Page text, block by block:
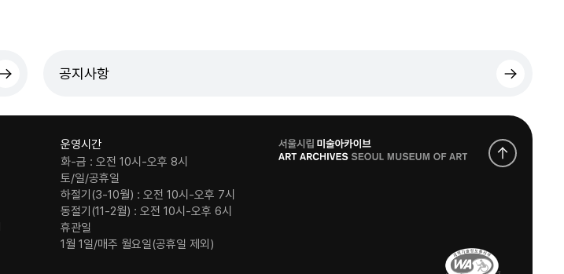
공지사항
운영시간
화-금 : 오전 10시-오후 8시
토/일/공휴일
하절기(3-10월) : 오전 10시-오후 7시
동절기(11-2월) : 오전 10시-오후 6시
휴관일
1월 1일/매주 월요일(공휴일 제외)
로
고